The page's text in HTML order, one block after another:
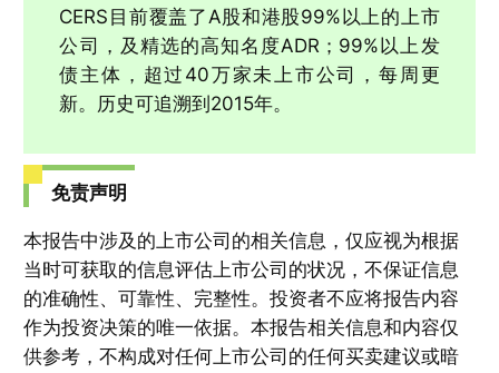
CERS目前覆盖了A股和港股99%以上的上市
公司，及精选的高知名度ADR；99%以上发
债主体，超过40万家未上市公司，每周更
新。历史可追溯到2015年。
免责声明
本报告中涉及的上市公司的相关信息，仅应视为根据
当时可获取的信息评估上市公司的状况，不保证信息
的准确性、可靠性、完整性。投资者不应将报告内容
作为投资决策的唯一依据。本报告相关信息和内容仅
供参考，不构成对任何上市公司的任何买卖建议或暗